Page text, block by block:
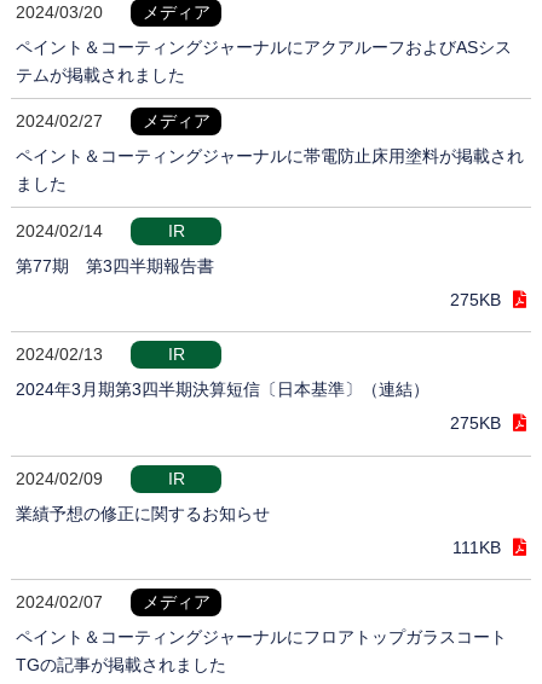
2024/03/20
メディア
ペイント＆コーティングジャーナルにアクアルーフおよびASシス
テムが掲載されました
2024/02/27
メディア
ペイント＆コーティングジャーナルに帯電防止床用塗料が掲載され
ました
2024/02/14
IR
第77期 第3四半期報告書
275KB
2024/02/13
IR
2024年3月期第3四半期決算短信〔日本基準〕（連結）
275KB
2024/02/09
IR
業績予想の修正に関するお知らせ
111KB
2024/02/07
メディア
ペイント＆コーティングジャーナルにフロアトップガラスコート
TGの記事が掲載されました